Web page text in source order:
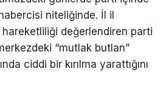
niteliğinde. İl il
hareketliliği değerlendiren parti
“mutlak butlan”
ciddi bir kırılma yarattığını